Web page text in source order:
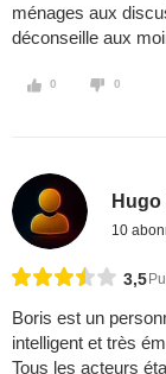
ménages aux
déconseille aux
0 0
Hugo
10
3,5
Boris est un
intelligent et très
Tous les acteurs